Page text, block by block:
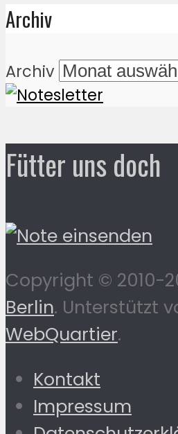
Archiv
Archiv
Fütter uns doch
Copyright © 2010-
Berlin. Unterstützt
WebQuartier.
Kontakt
Impressum